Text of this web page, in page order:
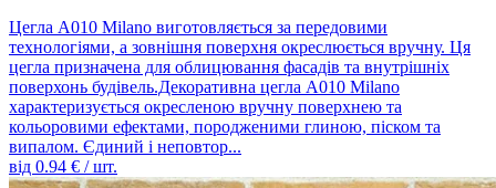
Цегла A010 Milano виготовляється за передовими
технологіями, а зовнішня поверхня окреслюється вручну. Ця
цегла призначена для облицювання фасадів та внутрішніх
поверхонь будівель.Декоративна цегла A010 Milano
характеризується окресленою вручну поверхнею та
кольоровими ефектами, породженими глиною, піском та
випалом. Єдиний і неповтор...
від 0.94 € / шт.